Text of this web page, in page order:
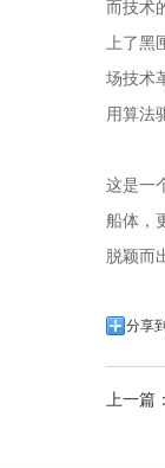
而技术
上了
场技术
用算法
这是一
船体，
脱颖而
分享
上一篇